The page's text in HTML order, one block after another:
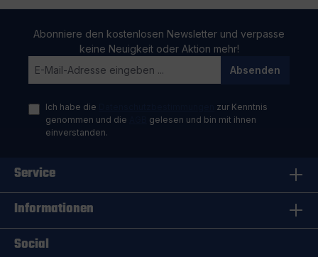
Abonniere den kostenlosen Newsletter und verpasse
keine Neuigkeit oder Aktion mehr!
Absenden
Ich habe die
zur Kenntnis
genommen und die
gelesen und bin mit ihnen
einverstanden.
Service
Informationen
Social